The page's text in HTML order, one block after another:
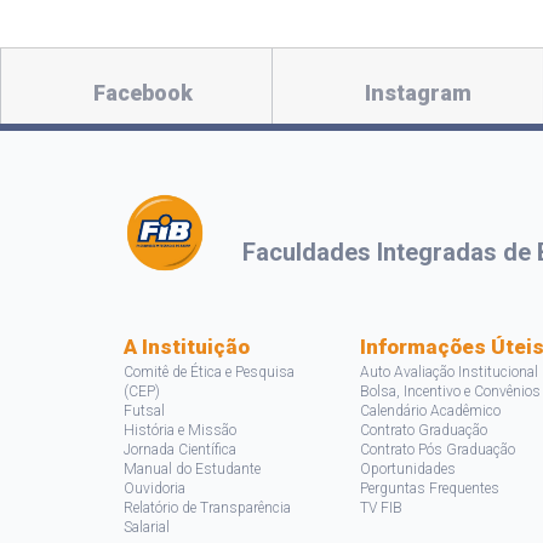
Facebook Instagram
Faculdades Integradas de
A Instituição
Comitê de Ética e Pesquisa
(CEP)
Futsal
História e Missão
Jornada Científica
Manual do Estudante
Ouvidoria
Relatório de Transparência
Salarial
Informações Úteis
Auto Avaliação Institucional
Bolsa, Incentivo e Convênios
Calendário Acadêmico
Contrato Graduação
Contrato Pós Graduação
Oportunidades
Perguntas Frequentes
TV FIB